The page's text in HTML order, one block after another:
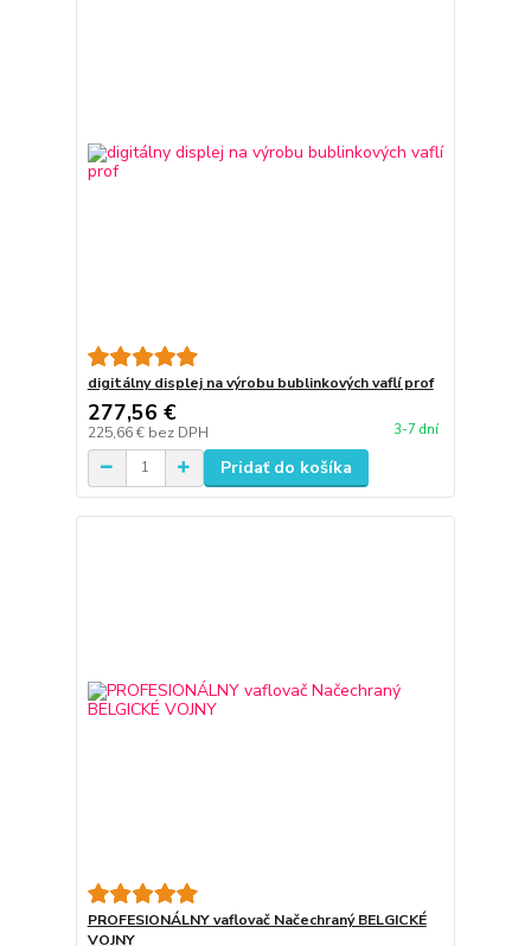
digitálny displej na výrobu bublinkových vaflí prof
277,56 €
225,66 € bez DPH 3-7 dní
Pridať do košíka
PROFESIONÁLNY vaflovač Načechraný BELGICKÉ
VOJNY